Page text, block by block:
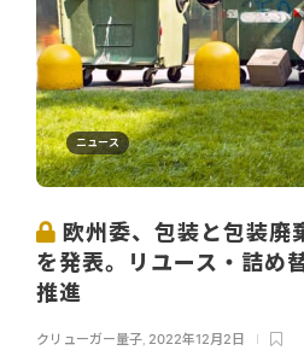
ニュース
欧州委、包装と包装廃
を発表。リユース・詰め
推進
クリューガー量子 2022年12月2日